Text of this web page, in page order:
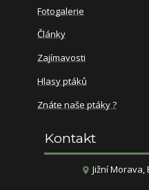
Fotogalerie
Články
Zajímavosti
Hlasy ptáků
Znáte naše ptáky ?
Kontakt
​​​Jižní